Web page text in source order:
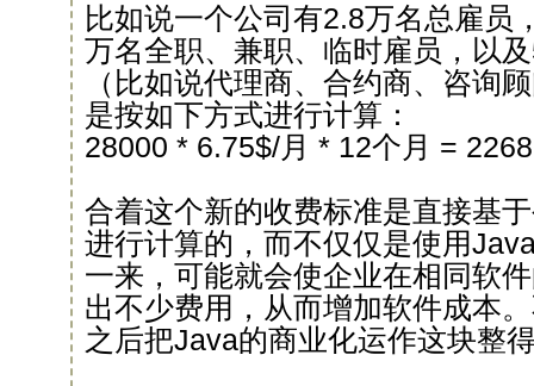
比如说一个公司有2.8万名总雇员
万名全职、兼职、临时雇员，以
（比如说代理商、合约商、咨询
是按如下方式进行计算：
28000 * 6.75$/月 * 12个月 =
合着这个新的收费标准是直接基
进行计算的，而不仅仅是使用
一来，可能就会使企业在相同软
出不少费用，从而增加软件成本
之后把Java的商业化运作这块整